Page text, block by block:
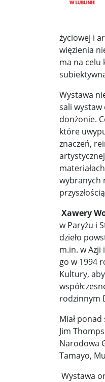
Sławomir
Dni Konia
Presja na
Powstanie
Walka z
Cyniczne
Leszek
Pobić
Nowe
Donald
Kapelusz w
Brazylia
Donieck
Sondaż:
życiowej i
więzienia
ma na celu
Wystawa
sali wystaw
donżonie.
które
znaczeń,
wybranych
Xawery
w Paryżu i
dzieło
m.in. w
go w 1994
Kultury,
rodzinnym
Miał
Jim
Narodowa
Tamayo,
Wystawa